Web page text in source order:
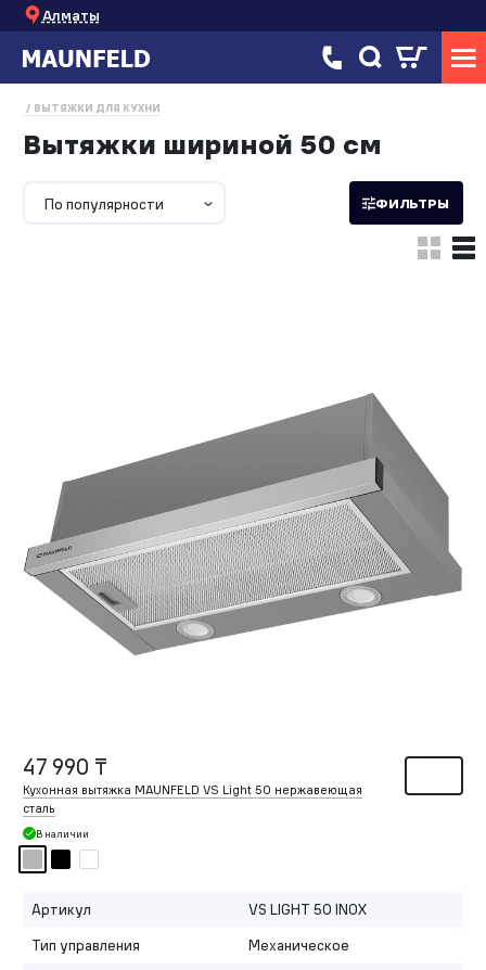
Алматы
ВЫТЯЖКИ ДЛЯ КУХНИ
Вытяжки шириной 50 см
По популярности ФИЛЬТРЫ
47 990 ₸
Кухонная вытяжка MAUNFELD VS Light 50 нержавеющая
сталь
В наличии
Артикул
VS LIGHT 50 INOX
Тип управления
Механическое